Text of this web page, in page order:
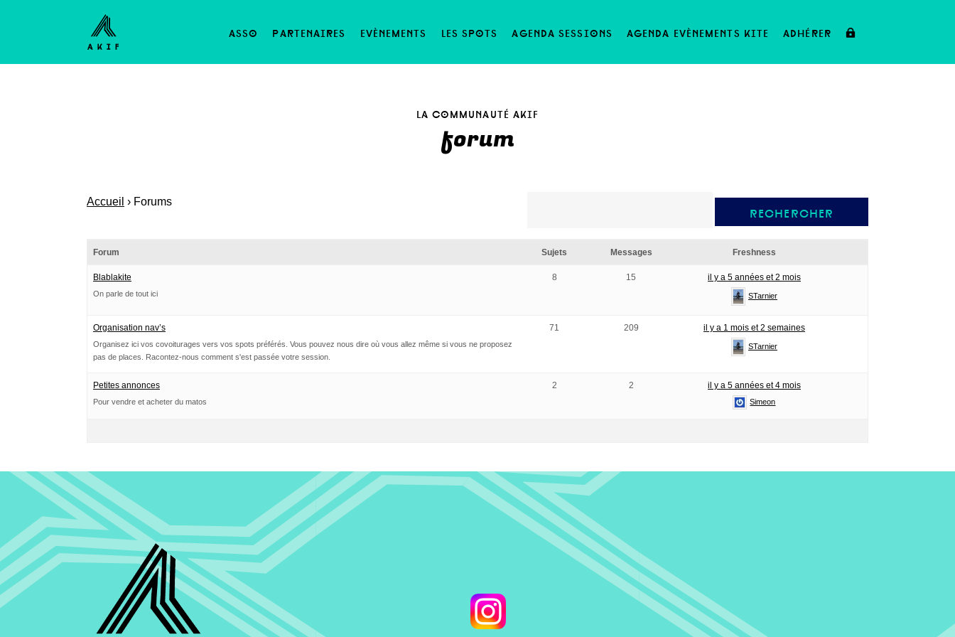
asso partenaires evènements les spots agenda sessions agenda evènements kite adhérer
la communauté akif
forum
Accueil › Forums
Forum Sujets Messages Freshness
Blablakite
On parle de tout ici
8 15 il y a 5 années et 2 mois
STarnier
Organisation nav’s
Organisez ici vos covoiturages vers vos spots préférés. Vous pouvez nous dire où vous allez même si vous ne proposez
pas de places. Racontez-nous comment s'est passée votre session.
71 209 il y a 1 mois et 2 semaines
STarnier
Petites annonces
Pour vendre et acheter du matos
2 2 il y a 5 années et 4 mois
Simeon